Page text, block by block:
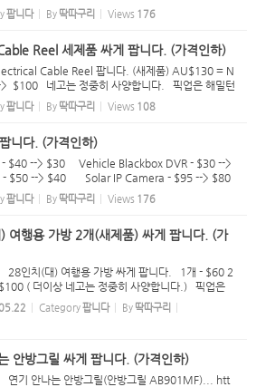
입니다. 문자 주시면 주소 알려드릴께요...^
팝니다 By 딱따구리 Views 176
Reel 세제품 싸게 팝니다. (가격인하)
Cable Reel 팝니다. (새제품) AU$130 = N
$100 네고는 정중히 사양합니다. 픽업은 해밀턴
자 주시면 주소 알려드릴께요...^^ 021 100 50
팝니다 By 딱따구리 Views 108
니다. (가격인하)
$40 --> $30 Vehicle Blackbox DVR - $30 -->
$50 --> $40 Solar IP Camera - $95 --> $80
) - $40 --> $30 TV Speaker - $90 --> $75 주
팝니다 By 딱따구리 Views 176
여행용 가방 2개(새제품) 싸게 팝니다. (가
28인치(대) 여행용 가방 싸게 팝니다. 1개 - $60 2
( 더이상 네고는 정중히 사양합니다.) 픽업은
입니다. 문자 주시면 주소 알려드릴께요...^^ 021
Category팝니다 By 딱따구리
안방그릴 싸게 팝니다. (가격인하)
연기 안나는 안방그릴(안방그릴 AB901MF)... htt